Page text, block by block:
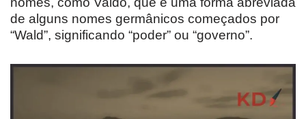
de alguns nomes germânicos começados por
“Wald”, significando “poder” ou “governo”.